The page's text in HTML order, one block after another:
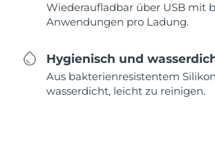
Wiederaufladbar über USB mit
Anwendungen pro Ladung.
Hygienisch und
Aus bakterienresistentem
wasserdicht, leicht zu reinigen.